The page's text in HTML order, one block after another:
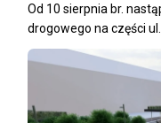
Od 10 sierpnia br.
drogowego na części